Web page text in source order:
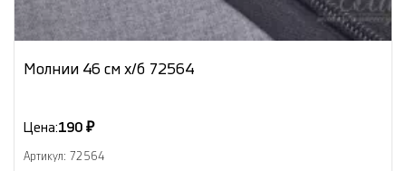
Молнии 46 см х/б 72564
Цена:190 ₽
Артикул: 72564